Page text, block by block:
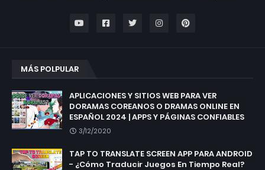
MÁS POLPULAR
APLICACIONES Y SITIOS WEB PARA VER
DORAMAS COREANOS O DRAMAS ONLINE EN
ESPAÑOL 2024 | APPS Y PÁGINAS CONFIABLES
3/12/2020
TAP TO TRANSLATE SCREEN APP PARA ANDROID
- ¿Cómo Traducir Juegos En Tiempo Real?